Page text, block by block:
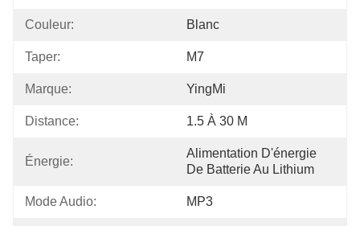
Couleur: Blanc
Taper: M7
Marque: YingMi
Distance: 1.5 À 30 M
Énergie:
Alimentation D'énergie
De Batterie Au Lithium
Mode Audio: MP3